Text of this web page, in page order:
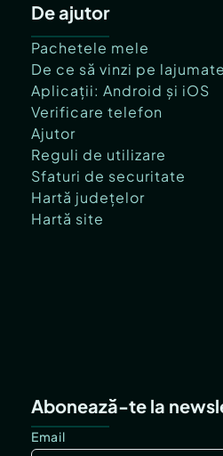
De ajutor
Pachetele mele
De ce să vinzi pe
Aplicații: Android și iOS
Verificare telefon
Ajutor
Reguli de utilizare
Sfaturi de securitate
Hartă județelor
Hartă site
Abonează-te la
Email